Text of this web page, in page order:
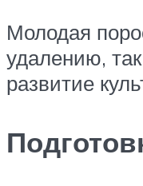
Молодая
удалению, так
развитие